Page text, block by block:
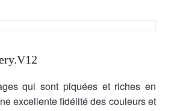
qui sont piquées et riches en
excellente fidélité des couleurs et